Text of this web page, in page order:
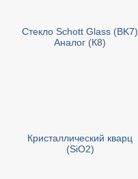
Стекло Schott Glass (BK7)
Аналог (К8)
Кристаллический кварц
(SiO2)